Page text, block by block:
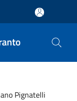
Pignatelli